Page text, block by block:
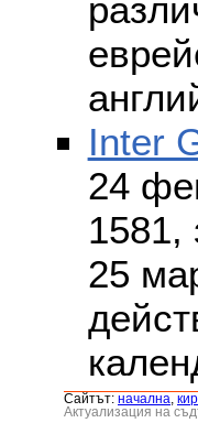
Inter
24
1581,
25
Сайтът: началнa,
Актуализация на